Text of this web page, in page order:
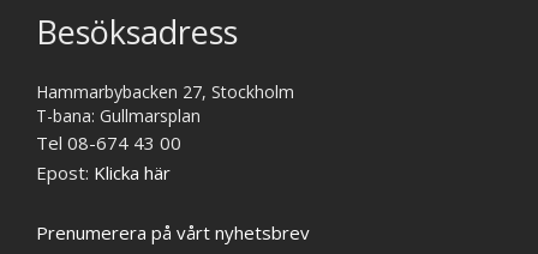
Besöksadress
Hammarbybacken 27, Stockholm
T-bana: Gullmarsplan
Tel 08-674 43 00
Epost: Klicka här
Prenumerera på vårt nyhetsbrev